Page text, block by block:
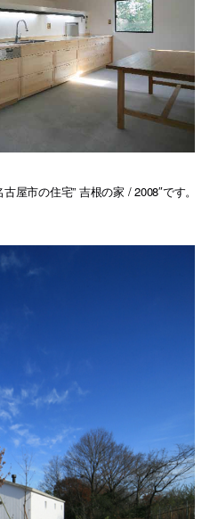
屋市の住宅” 吉根の家 / 2008″です。